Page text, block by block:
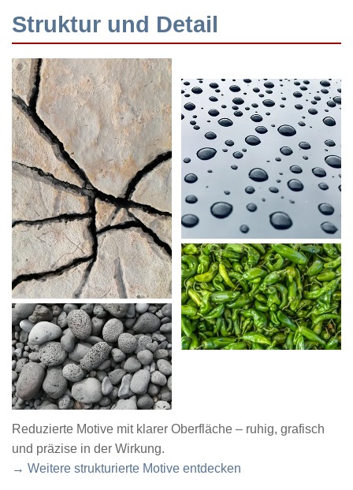
Struktur und Detail
Reduzierte Motive mit klarer Oberfläche – ruhig, grafisch
und präzise in der Wirkung.
→ Weitere strukturierte Motive entdecken